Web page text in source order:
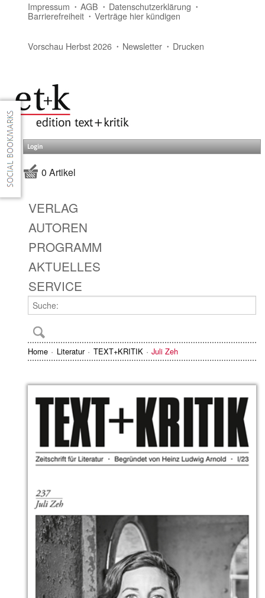
Impressum AGB Datenschutzerklärung
Barrierefreiheit Verträge hier kündigen
Vorschau Herbst 2026 Newsletter Drucken
Login
0 Artikel
VERLAG
AUTOREN
PROGRAMM
AKTUELLES
SERVICE
Home Literatur TEXT+KRITIK Juli Zeh